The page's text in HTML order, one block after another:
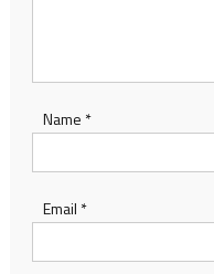
Name *
Email *